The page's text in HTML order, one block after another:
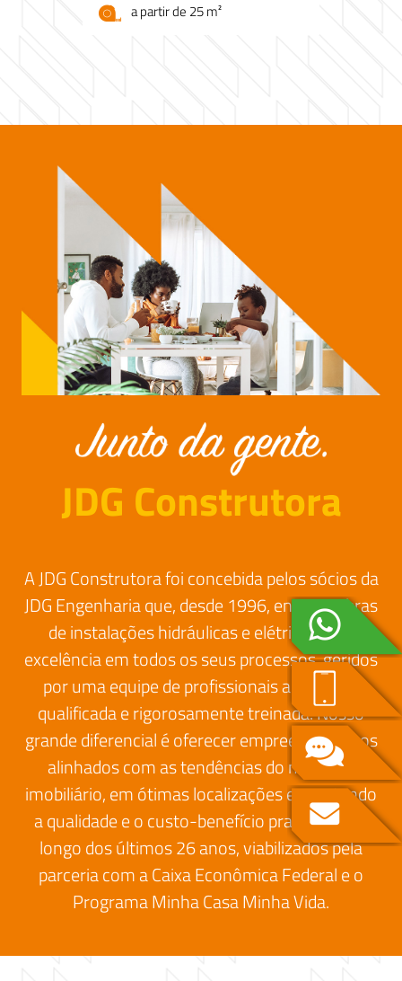
a partir de 25 m²
JDG Construtora
A JDG Construtora foi concebida pelos sócios da
JDG Engenharia que, desde 1996, entrega obras
de instalações hidráulicas e elétricas com
excelência em todos os seus processos, geridos
por uma equipe de profissionais altamente
qualificada e rigorosamente treinada. Nosso
grande diferencial é oferecer empreendimentos
alinhados com as tendências do mercado
imobiliário, em ótimas localizações e mantendo
a qualidade e o custo-benefício praticados ao
longo dos últimos 26 anos, viabilizados pela
parceria com a Caixa Econômica Federal e o
Programa Minha Casa Minha Vida.